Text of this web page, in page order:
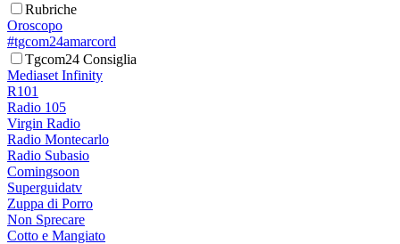
Rubriche
Oroscopo
#tgcom24amarcord
Tgcom24 Consiglia
Mediaset Infinity
R101
Radio 105
Virgin Radio
Radio Montecarlo
Radio Subasio
Comingsoon
Superguidatv
Zuppa di Porro
Non Sprecare
Cotto e Mangiato